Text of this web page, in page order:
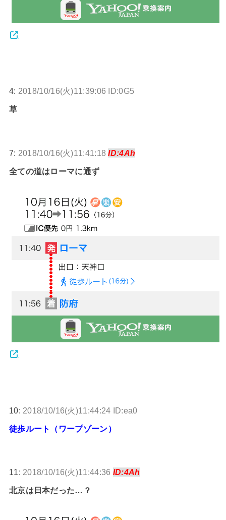
4: 2018/10/16(火)11:39:06 ID:0G5
草
7: 2018/10/16(火)11:41:18ID:4Ah
全ての道はローマに通ず
10: 2018/10/16(火)11:44:24 ID:ea0
徒歩ルート（ワープゾーン）
11: 2018/10/16(火)11:44:36 ID:4Ah
北京は日本だった…？